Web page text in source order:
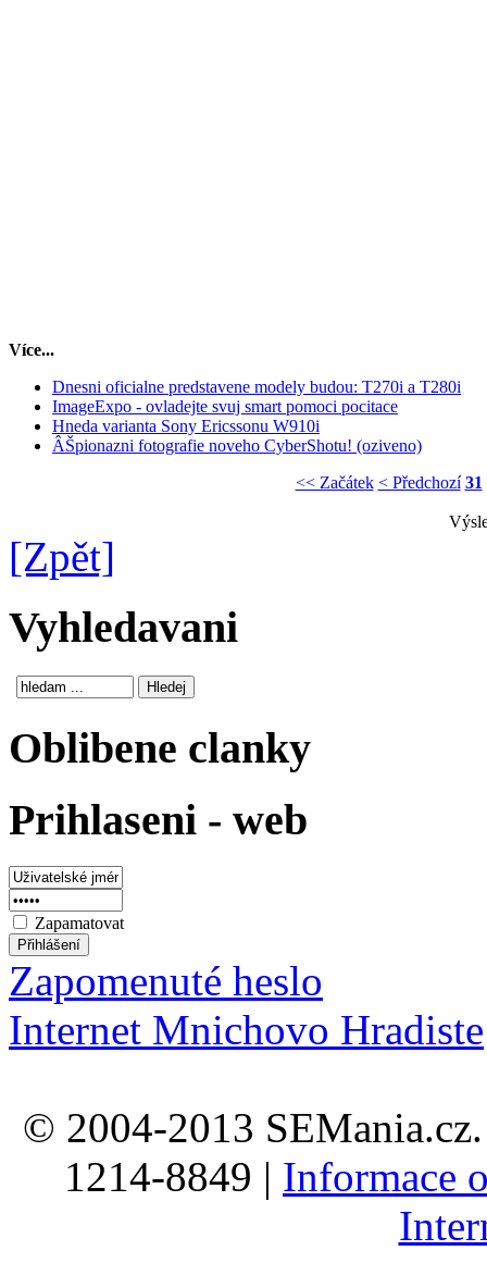
Více...
Dnesni oficialne predstavene modely budou: T270i a T280i
ImageExpo - ovladejte svuj smart pomoci pocitace
Hneda varianta Sony Ericssonu W910i
ÂŠpionazni fotografie noveho CyberShotu! (oziveno)
<< Začátek < Předchozí 31
[Zpět]
Vyhledavani
Oblibene clanky
Prihlaseni - web
Zapamatovat
Zapomenuté heslo
Internet Mnichovo Hradiste
© 2004-2013
1214-8849 | Informace